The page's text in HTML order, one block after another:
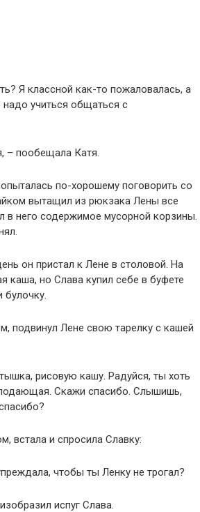
Я классной как-то пожаловалась, а
надо учиться общаться с
– пообещала Катя.
по-хорошему поговорить со
вытащил из рюкзака Лены все
в него содержимое мусорной корзины.
он пристал к Лене в столовой. На
каша, но Слава купил себе в буфете
булочку.
подвинул Лене свою тарелку с кашей
рисовую кашу. Радуйся, ты хоть
Скажи спасибо. Слышишь,
встала и спросила Славку:
чтобы ты Ленку не трогал?
испуг Слава.